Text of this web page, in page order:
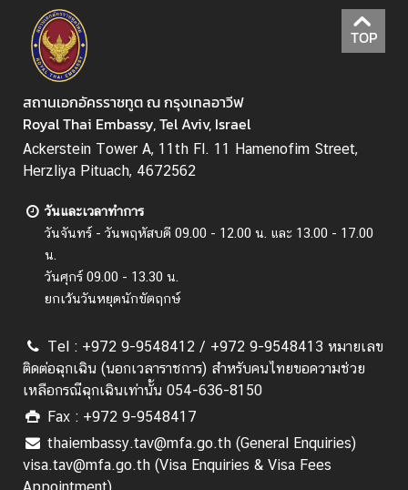
ง
สุ
ล
ก
ร
ะ
ร
ว
ง
ก
า
ต่
า
ง
ป
ร
เ
TOP
สถานเอกอัครราชทูต ณ กรุงเทลอาวีฟ
Royal Thai Embassy, Tel Aviv, Israel
Ackerstein Tower A, 11th Fl. 11 Hamenofim Street,
Herzliya Pituach, 4672562
วันและเวลาทำการ
วันจันทร์ - วันพฤหัสบดี 09.00 - 12.00 น. และ 13.00 - 17.00
น.
วันศุกร์ 09.00 - 13.30 น.
ยกเว้นวันหยุดนักขัตฤกษ์
Tel : +972 9-9548412 / +972 9-9548413 หมายเลข
ติดต่อฉุกเฉิน (นอกเวลาราชการ) สำหรับคนไทยขอความช่วย
เหลือกรณีฉุกเฉินเท่านั้น 054-636-8150
Fax : +972 9-9548417
thaiembassy.tav@mfa.go.th (General Enquiries)
visa.tav@mfa.go.th (Visa Enquiries & Visa Fees
Appointment)